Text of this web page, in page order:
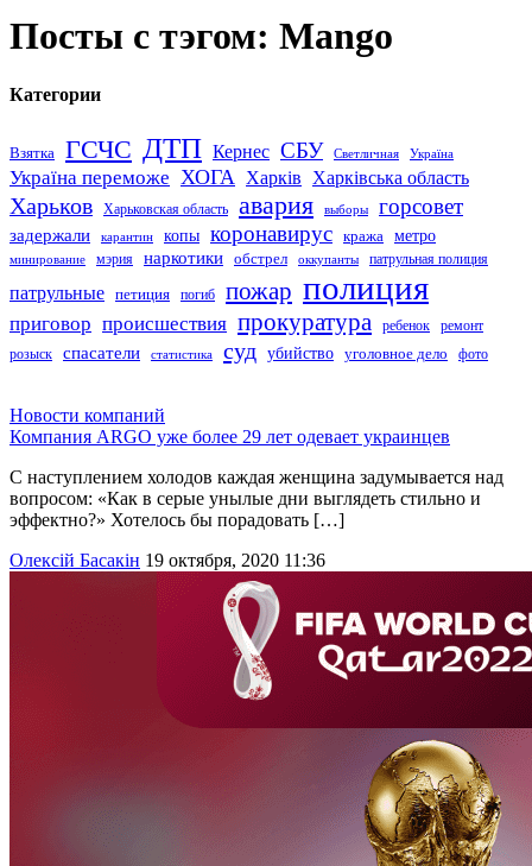
Посты с тэгом: Mango
Категории
Взятка ГСЧС ДТП Кернес СБУ Светличная Україна
Україна переможе ХОГА Харків Харківська область
Харьков Харьковская область авария выборы горсовет
задержали карантин копы коронавирус кража метро
минирование мэрия наркотики обстрел оккупанты патрульная полиция
патрульные петиция погиб пожар полиция
приговор происшествия прокуратура ребенок
ремонт
розыск
спасатели статистика суд убийство уголовное дело фото
Новости компаний
Компания ARGO уже более 29 лет одевает украинцев
С наступлением холодов каждая женщина задумывается над
вопросом: «Как в серые унылые дни выглядеть стильно и
эффектно?» Хотелось бы порадовать […]
Олексій Басакін 19 октября, 2020 11:36